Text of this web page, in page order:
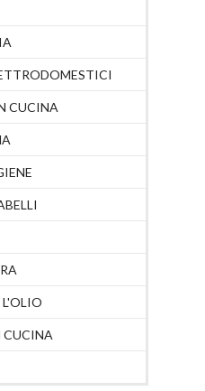
CUCINA
CUCINA